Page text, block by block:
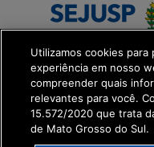
Utilizamos cookies para
experiência em nosso
compreender quais
relevantes para você.
15.572/2020 que trata
de Mato Grosso do Sul.